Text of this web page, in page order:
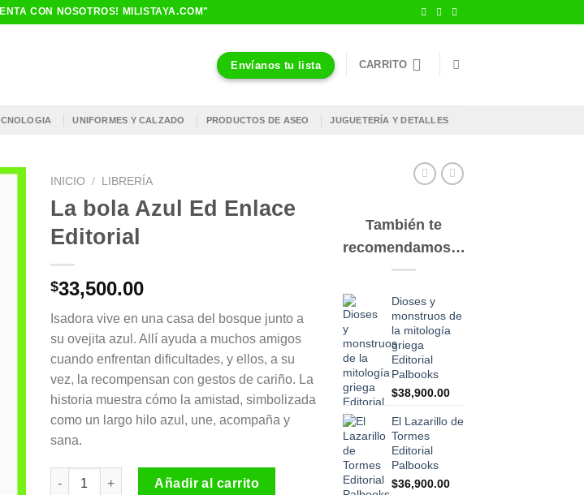
CON NOSOTROS! MILISTAYA.COM"
Envíanos tu lista CARRITO
UNIFORMES Y CALZADO PRODUCTOS DE ASEO JUGUETERÍA Y DETALLES
INICIO / LIBRERÍA
La bola Azul Ed Enlace
Editorial
$33,500.00
Isadora vive en una casa del bosque junto a
su ovejita azul. Allí ayuda a muchos amigos
cuando enfrentan dificultades, y ellos, a su
vez, la recompensan con gestos de cariño. La
historia muestra cómo la amistad, simbolizada
como un largo hilo azul, une, acompaña y
sana.
La bola Azul Ed Enlace Editorial cantidad
Añadir al carrito
También te
recomendamos…
Dioses y
monstruos de
la mitología
griega
Editorial
Palbooks
$38,900.00
El Lazarillo de
Tormes
Editorial
Palbooks
$36,900.00